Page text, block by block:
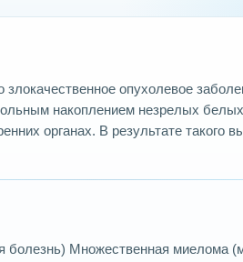
опухолевое
накоплением незрелых белых
органах. В результате такого
болезнь) Множественная миелома